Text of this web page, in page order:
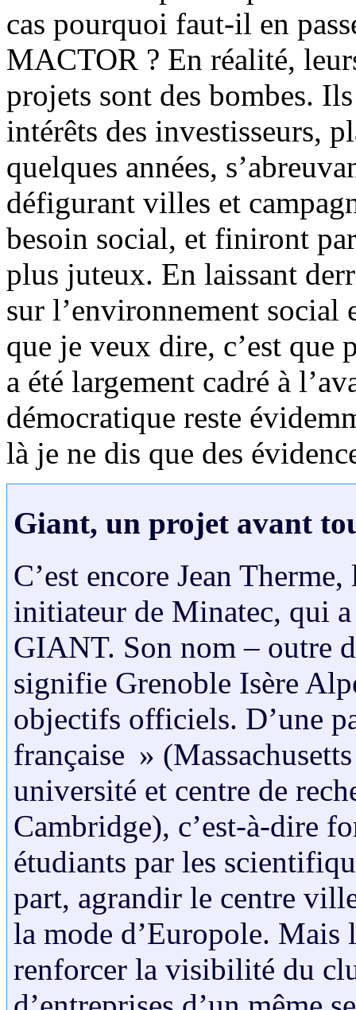
cas pourquoi faut-il en
MACTOR ? En réalité,
projets sont des bombes.
intérêts des investisseurs,
quelques années,
défigurant villes et
besoin social, et finiront
plus juteux. En laissant
sur l’environnement
que je veux dire, c’est
a été largement cadré à
démocratique reste
là je ne dis que des
Giant, un projet avant
C’est encore Jean
initiateur de Minatec, qui
GIANT. Son nom – outre
signifie Grenoble Isère
objectifs officiels. D’une
française »
université et centre de
Cambridge), c’est-à-dire
étudiants par les
part, agrandir le centre
la mode d’Europole. Mais
renforcer la visibilité du